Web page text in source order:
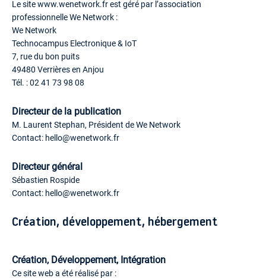
Le site www.wenetwork.fr est géré par l’association
professionnelle We Network :
We Network
Technocampus Electronique & IoT
7, rue du bon puits
49480 Verrières en Anjou
Tél. : 02 41 73 98 08
Directeur de la publication
M. Laurent Stephan, Président de We Network
Contact: hello@wenetwork.fr
Directeur général
Sébastien Rospide
Contact: hello@wenetwork.fr
Création, développement, hébergement
Création, Développement, Intégration
Ce site web a été réalisé par :